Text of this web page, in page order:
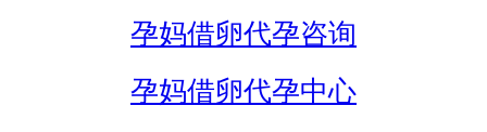
孕妈借卵代孕咨询
孕妈借卵代孕中心